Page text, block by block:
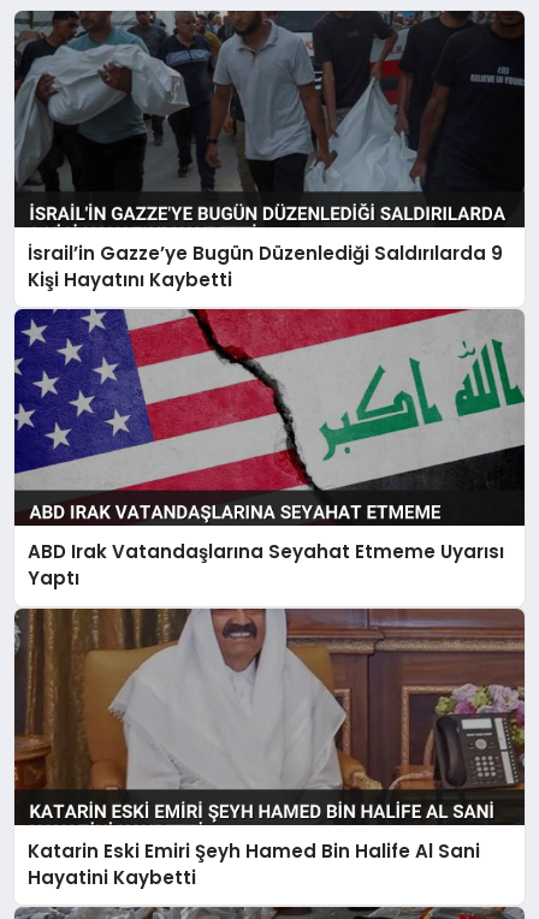
İsrail’in Gazze’ye Bugün Düzenlediği Saldırılarda 9
Kişi Hayatını Kaybetti
ABD Irak Vatandaşlarına Seyahat Etmeme Uyarısı
Yaptı
Katarin Eski Emiri Şeyh Hamed Bin Halife Al Sani
Hayatini Kaybetti